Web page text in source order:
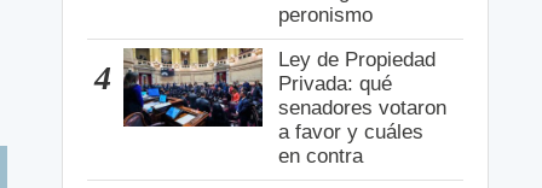
peronismo
4
Ley de Propiedad
Privada: qué
senadores votaron
a favor y cuáles
en contra